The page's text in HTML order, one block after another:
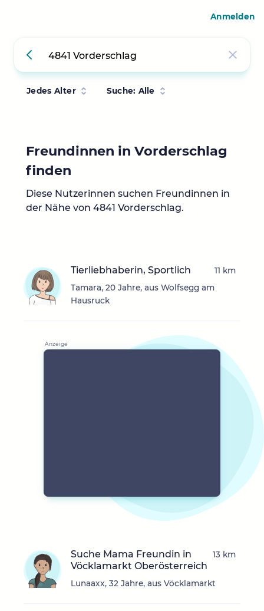
Jedes Alter Suche: Alle
Freundinnen in Vorderschlag
finden
Diese Nutzerinnen suchen Freundinnen in
der Nähe von 4841 Vorderschlag.
Tierliebhaberin, Sportlich
Tamara, 20 Jahre, aus Wolfsegg am
Hausruck
11 km
Suche Mama Freundin in
Vöcklamarkt Oberösterreich
Lunaaxx, 32 Jahre, aus Vöcklamarkt
13 km
Anmelden